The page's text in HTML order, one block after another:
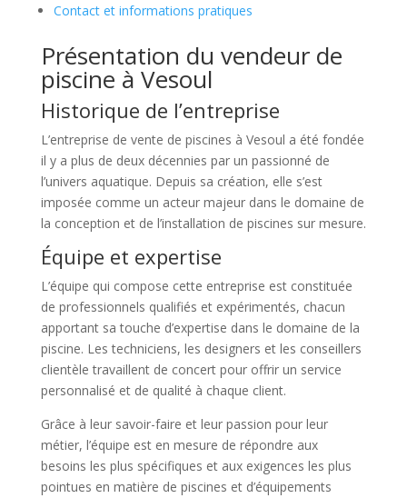
Contact et informations pratiques
Présentation du vendeur de
piscine à Vesoul
Historique de l’entreprise
L’entreprise de vente de piscines à Vesoul a été fondée
il y a plus de deux décennies par un passionné de
l’univers aquatique. Depuis sa création, elle s’est
imposée comme un acteur majeur dans le domaine de
la conception et de l’installation de piscines sur mesure.
Équipe et expertise
L’équipe qui compose cette entreprise est constituée
de professionnels qualifiés et expérimentés, chacun
apportant sa touche d’expertise dans le domaine de la
piscine. Les techniciens, les designers et les conseillers
clientèle travaillent de concert pour offrir un service
personnalisé et de qualité à chaque client.
Grâce à leur savoir-faire et leur passion pour leur
métier, l’équipe est en mesure de répondre aux
besoins les plus spécifiques et aux exigences les plus
pointues en matière de piscines et d’équipements